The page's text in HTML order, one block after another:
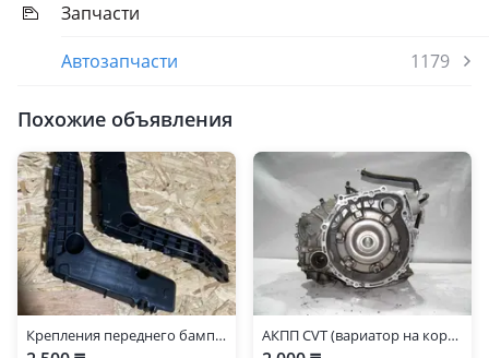
Запчасти
Автозапчасти
1179
Похожие объявления
Крепления переднего бампера — Toyota Corolla 2014-2016 АКПП CVT (вариатор на короллу 180) коробка